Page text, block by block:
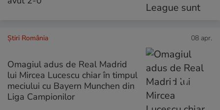
Știri România 08 apr.
Omagiul adus de Real Madrid
lui Mircea Lucescu chiar în timpul
meciului cu Bayern Munchen din
Liga Campionilor